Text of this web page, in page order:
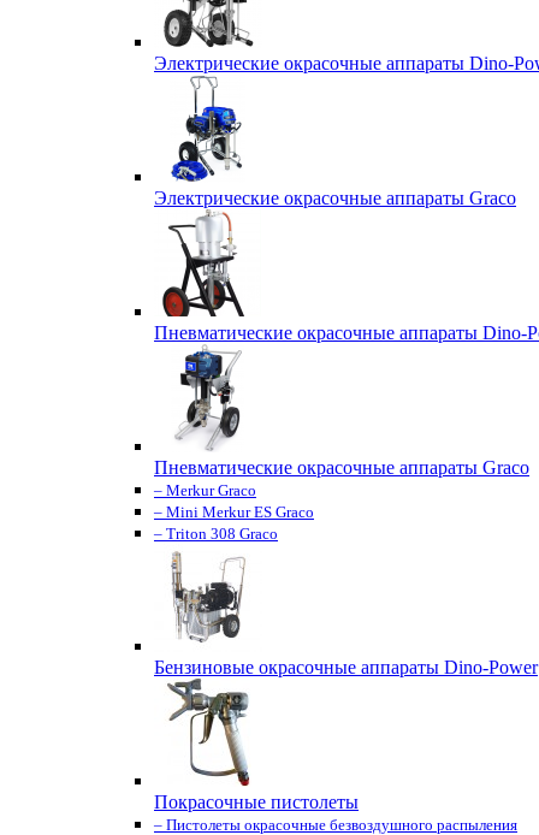
Электрические окрасочные аппараты Dino-
Электрические окрасочные аппараты Graco
Пневматические окрасочные аппараты Dino-
Пневматические окрасочные аппараты Graco
– Merkur Graco
– Mini Merkur ES Graco
– Triton 308 Graco
Бензиновые окрасочные аппараты Dino-Power
Покрасочные пистолеты
– Пистолеты окрасочные безвоздушного распыления